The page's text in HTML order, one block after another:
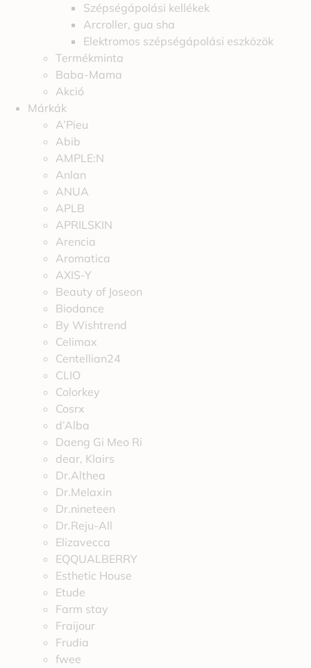
Szépségápolási kellékek
Arcroller, gua sha
Elektromos szépségápolási eszközök
Termékminta
Baba-Mama
Akció
Márkák
A’Pieu
Abib
AMPLE:N
Anlan
ANUA
APLB
APRILSKIN
Arencia
Aromatica
AXIS-Y
Beauty of Joseon
Biodance
By Wishtrend
Celimax
Centellian24
CLIO
Colorkey
Cosrx
d’Alba
Daeng Gi Meo Ri
dear, Klairs
Dr.Althea
Dr.Melaxin
Dr.nineteen
Dr.Reju-All
Elizavecca
EQQUALBERRY
Esthetic House
Etude
Farm stay
Fraijour
Frudia
fwee